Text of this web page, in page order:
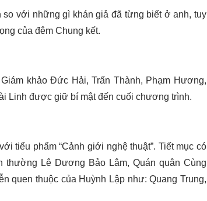
so với những gì khán giả đã từng biết ở anh, tuy
của đêm Chung kết.
khảo Đức Hải, Trấn Thành, Phạm Hương,
Linh được giữ bí mật đến cuối chương trình.
tiểu phẩm “Cảnh giới nghệ thuật”. Tiết mục có
Lê Dương Bảo Lâm, Quán quân Cùng
quen thuộc của Huỳnh Lập như: Quang Trung,